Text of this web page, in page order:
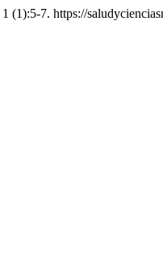
1 (1):5-7. https://